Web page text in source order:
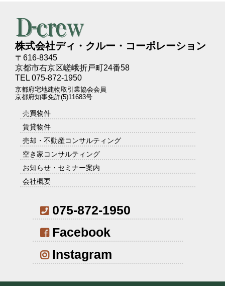
株式会社ディ・クルー・コーポレーション
〒616-8345
京都市右京区嵯峨折戸町24番58
TEL 075-872-1950
京都府宅地建物取引業協会会員
京都府知事免許(5)11683号
売買物件
賃貸物件
売却・不動産コンサルティング
空き家コンサルティング
お知らせ・セミナー案内
会社概要
075-872-1950
Facebook
Instagram